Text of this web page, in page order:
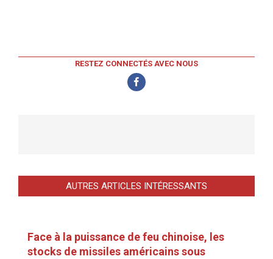
RESTEZ CONNECTÉS AVEC NOUS
AUTRES ARTICLES INTÉRESSANTS
Face à la puissance de feu chinoise, les
stocks de missiles américains sous